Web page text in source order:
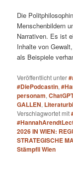
Die
Menschenbildern
Narrativen. Es ist
Inhalte von
als Beispiele
Veröffentlicht unter
#DiePodcastin,
personam,
GALLEN,
Verschlagwortet mit
2026 IN WIEN:
STRATEGISCHE
Stämpfli Wien